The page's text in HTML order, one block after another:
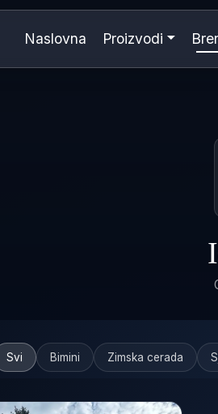
Naslovna Proizvodi
Svi Bimini Zimska cerada